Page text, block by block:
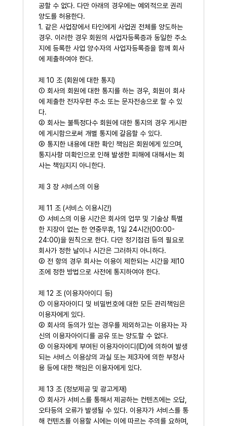
공할 수 없다. 다만 아래의 경우에는 예외적으로 권리
양도를 허용한다.
1. 같은 사업장에서 타인에게 사업권 전체를 양도하는
경우. 이러한 경우 회원의 사업자등록증과 동일한 주소
지에 등록한 사업 양수자의 사업자등록증을 함께 회사
에 제출하여야 한다.
제 10 조 (회원에 대한 통지)
① 회사의 회원에 대한 통지를 하는 경우, 회원이 회사
에 제출한 전자우편 주소 또는 문자전송으로 할 수 있
다.
② 회사는 불특정다수 회원에 대한 통지의 경우 게시판
에 게시함으로써 개별 통지에 갈음할 수 있다.
③ 통지한 내용에 대한 확인 책임은 회원에게 있으며,
통지사항 미확인으로 인해 발생한 피해에 대해서는 회
사는 책임지지 아니한다.
제 3 장 서비스의 이용
제 11 조 (서비스 이용시간)
① 서비스의 이용 시간은 회사의 업무 및 기술상 특별
한 지장이 없는 한 연중무휴, 1일 24시간(00:00-
24:00)을 원칙으로 한다. 다만 정기점검 등의 필요로
회사가 정한 날이나 시간은 그러하지 아니하다.
② 전 항의 경우 회사는 이용이 제한되는 시간을 제10
조에 정한 방법으로 사전에 통지하여야 한다.
제 12 조 (이용자아이디 등)
① 이용자아이디 및 비밀번호에 대한 모든 관리책임은
이용자에게 있다.
② 회사의 동의가 있는 경우를 제외하고는 이용자는 자
신의 이용자아이디를 공유 또는 양도할 수 없다.
③ 이용자에게 부여된 이용자아이디(ID)에 의하여 발생
되는 서비스 이용상의 과실 또는 제3자에 의한 부정사
용 등에 대한 책임은 이용자에게 있다.
제 13 조 (정보제공 및 광고게재)
① 회사가 서비스를 통해서 제공하는 컨텐츠에는 오답,
오타등의 오류가 발생될 수 있다. 이용자가 서비스를 통
해 컨텐츠를 이용할 시에는 이에 따르는 주의를 요하며,